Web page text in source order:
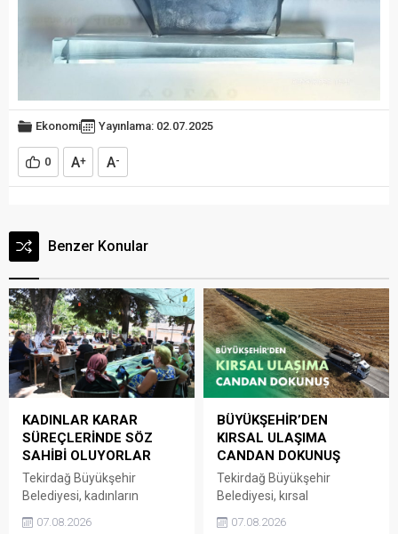
Ekonomi Yayınlama: 02.07.2025
0 A+ A-
Benzer Konular
KADINLAR KARAR
SÜREÇLERİNDE SÖZ
SAHİBİ OLUYORLAR
Tekirdağ Büyükşehir
Belediyesi, kadınların
07.08.2026
BÜYÜKŞEHİR’DEN
KIRSAL ULAŞIMA
CANDAN DOKUNUŞ
Tekirdağ Büyükşehir
Belediyesi, kırsal
07.08.2026